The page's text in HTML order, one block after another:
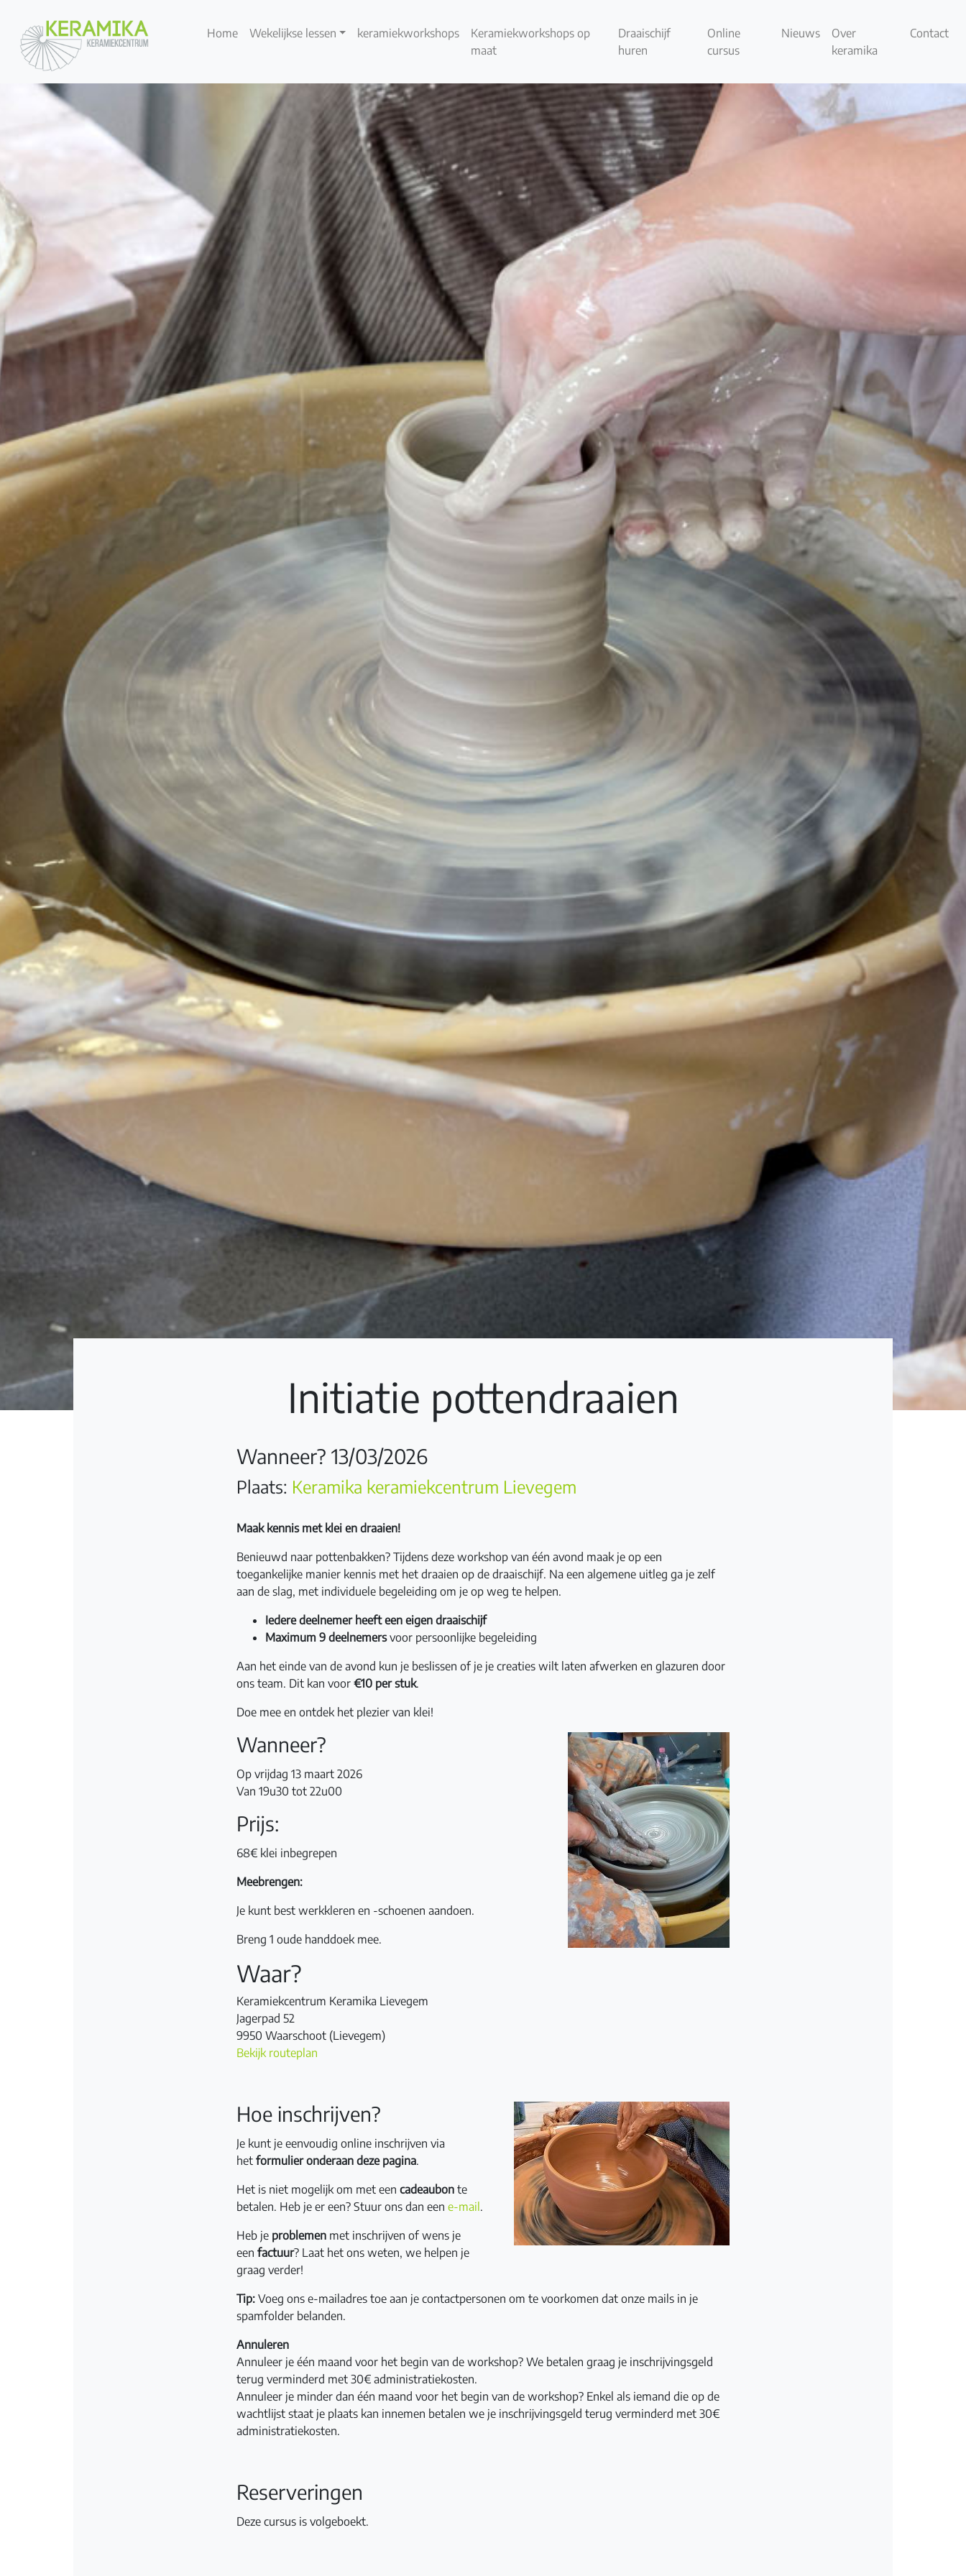
Home Wekelijkse lessen keramiekworkshops
Keramiekworkshops op
maat
Draaischijf
huren
Online
cursus
Nieuws
Over
keramika
Contact
Initiatie pottendraaien
Wanneer? 13/03/2026
Plaats: Keramika keramiekcentrum Lievegem
Maak kennis met klei en draaien!
Benieuwd naar pottenbakken? Tijdens deze workshop van één avond maak je op een
toegankelijke manier kennis met het draaien op de draaischijf. Na een algemene uitleg ga je zelf
aan de slag, met individuele begeleiding om je op weg te helpen.
Iedere deelnemer heeft een eigen draaischijf
Maximum 9 deelnemersvoor persoonlijke begeleiding
Aan het einde van de avond kun je beslissen of je je creaties wilt laten afwerken en glazuren door
ons team. Dit kan voor €10 per stuk.
Doe mee en ontdek het plezier van klei!
Wanneer?
Op vrijdag 13 maart 2026
Van 19u30 tot 22u00
Prijs:
68€ klei inbegrepen
Meebrengen:
Je kunt best werkkleren en -schoenen aandoen.
Breng 1 oude handdoek mee.
Waar?
Keramiekcentrum Keramika Lievegem
Jagerpad 52
9950 Waarschoot (Lievegem)
Bekijk routeplan
Hoe inschrijven?
Je kunt je eenvoudig online inschrijven via
het formulier onderaan deze pagina.
Het is niet mogelijk om met een cadeaubon te
betalen. Heb je er een? Stuur ons dan een e-mail.
Heb je problemen met inschrijven of wens je
een factuur? Laat het ons weten, we helpen je
graag verder!
Tip: Voeg ons e-mailadres toe aan je contactpersonen om te voorkomen dat onze mails in je
spamfolder belanden.
Annuleren
Annuleer je één maand voor het begin van de workshop? We betalen graag je inschrijvingsgeld
terug verminderd met 30€ administratiekosten.
Annuleer je minder dan één maand voor het begin van de workshop? Enkel als iemand die op de
wachtlijst staat je plaats kan innemen betalen we je inschrijvingsgeld terug verminderd met 30€
administratiekosten.
Reserveringen
Deze cursus is volgeboekt.